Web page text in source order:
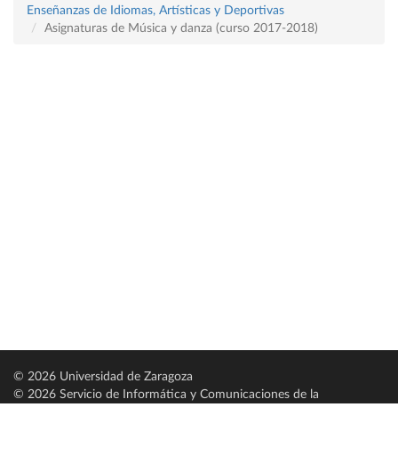
Enseñanzas de Idiomas, Artísticas y Deportivas
Asignaturas de Música y danza (curso 2017-2018)
© 2026 Universidad de Zaragoza
© 2026 Servicio de Informática y Comunicaciones de la